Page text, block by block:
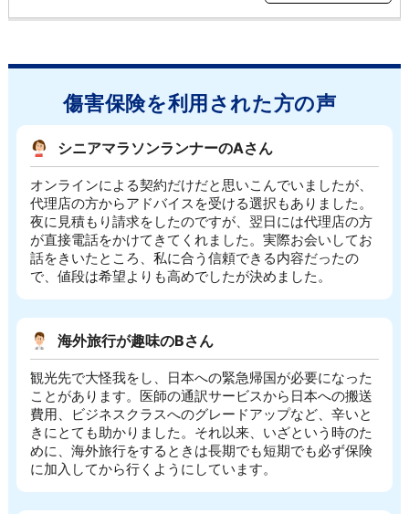
傷害保険を利用された方の声
シニアマラソンランナーのAさん
オンラインによる契約だけだと思いこんでいましたが、
代理店の方からアドバイスを受ける選択もありました。
夜に見積もり請求をしたのですが、翌日には代理店の方
が直接電話をかけてきてくれました。実際お会いしてお
話をきいたところ、私に合う信頼できる内容だったの
で、値段は希望よりも高めでしたが決めました。
海外旅行が趣味のBさん
観光先で大怪我をし、日本への緊急帰国が必要になった
ことがあります。医師の通訳サービスから日本への搬送
費用、ビジネスクラスへのグレードアップなど、辛いと
きにとても助かりました。それ以来、いざという時のた
めに、海外旅行をするときは長期でも短期でも必ず保険
に加入してから行くようにしています。